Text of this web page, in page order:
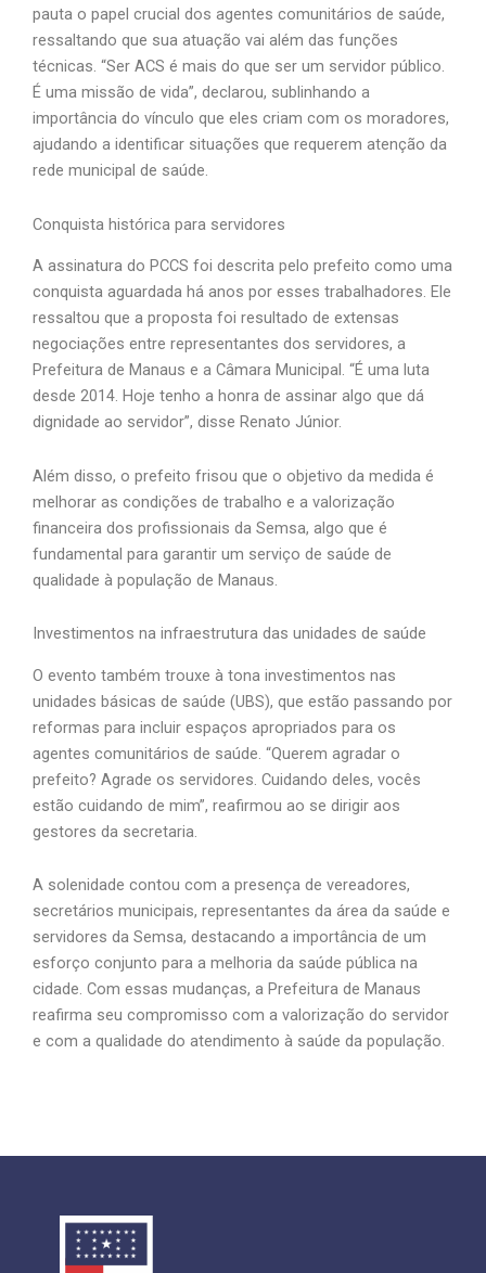
pauta o papel crucial dos agentes comunitários de saúde,
ressaltando que sua atuação vai além das funções
técnicas. “Ser ACS é mais do que ser um servidor público.
É uma missão de vida”, declarou, sublinhando a
importância do vínculo que eles criam com os moradores,
ajudando a identificar situações que requerem atenção da
rede municipal de saúde.
Conquista histórica para servidores
A assinatura do PCCS foi descrita pelo prefeito como uma
conquista aguardada há anos por esses trabalhadores. Ele
ressaltou que a proposta foi resultado de extensas
negociações entre representantes dos servidores, a
Prefeitura de Manaus e a Câmara Municipal. “É uma luta
desde 2014. Hoje tenho a honra de assinar algo que dá
dignidade ao servidor”, disse Renato Júnior.
Além disso, o prefeito frisou que o objetivo da medida é
melhorar as condições de trabalho e a valorização
financeira dos profissionais da Semsa, algo que é
fundamental para garantir um serviço de saúde de
qualidade à população de Manaus.
Investimentos na infraestrutura das unidades de saúde
O evento também trouxe à tona investimentos nas
unidades básicas de saúde (UBS), que estão passando por
reformas para incluir espaços apropriados para os
agentes comunitários de saúde. “Querem agradar o
prefeito? Agrade os servidores. Cuidando deles, vocês
estão cuidando de mim”, reafirmou ao se dirigir aos
gestores da secretaria.
A solenidade contou com a presença de vereadores,
secretários municipais, representantes da área da saúde e
servidores da Semsa, destacando a importância de um
esforço conjunto para a melhoria da saúde pública na
cidade. Com essas mudanças, a Prefeitura de Manaus
reafirma seu compromisso com a valorização do servidor
e com a qualidade do atendimento à saúde da população.